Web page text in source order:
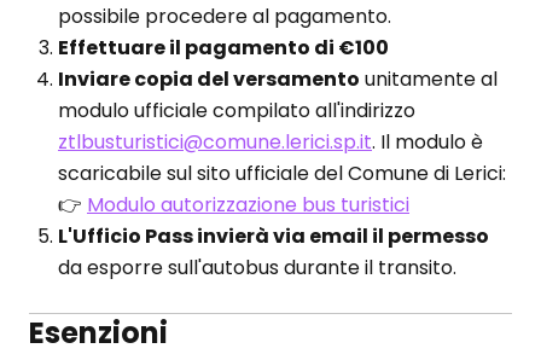
possibile procedere al pagamento.
Effettuare il pagamento di €100
Inviare copia del versamento unitamente al
modulo ufficiale compilato all'indirizzo
ztlbusturistici@comune.lerici.sp.it. Il modulo è
scaricabile sul sito ufficiale del Comune di Lerici:
👉 Modulo autorizzazione bus turistici
L'Ufficio Pass invierà via email il permesso
da esporre sull'autobus durante il transito.
Esenzioni